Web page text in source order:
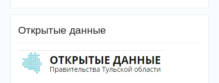
Открытые данные